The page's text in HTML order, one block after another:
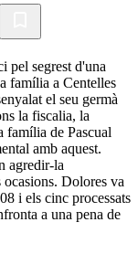
Email
pel segrest d'una
família a Centelles
el seu germà
la fiscalia, la
família de Pascual
amb aquest.
agredir-la
Dolores va
i els cinc processats
a una pena de